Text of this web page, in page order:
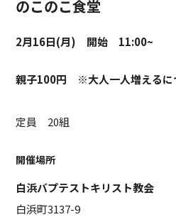
のこのこ食堂
2月16日(月) 開始 11:00~
親子100円 ※大人一人増えるに
定員 20組
開催場所
白浜バプテストキリスト教会
白浜町3137-9